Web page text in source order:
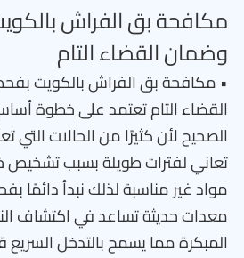
مكافحة بق الفراش
وضمان القضاء التام
• مكافحة بق الفراش بالكويت
القضاء التام تعتمد على خطوة
الصحيح لأن كثيرًا من الحالات التي
تعاني لفترات طويلة بسبب
مواد غير مناسبة لذلك نبدأ دائمًا
معدات حديثة تساعد في اكتشاف
المبكرة مما يسمح بالتدخل